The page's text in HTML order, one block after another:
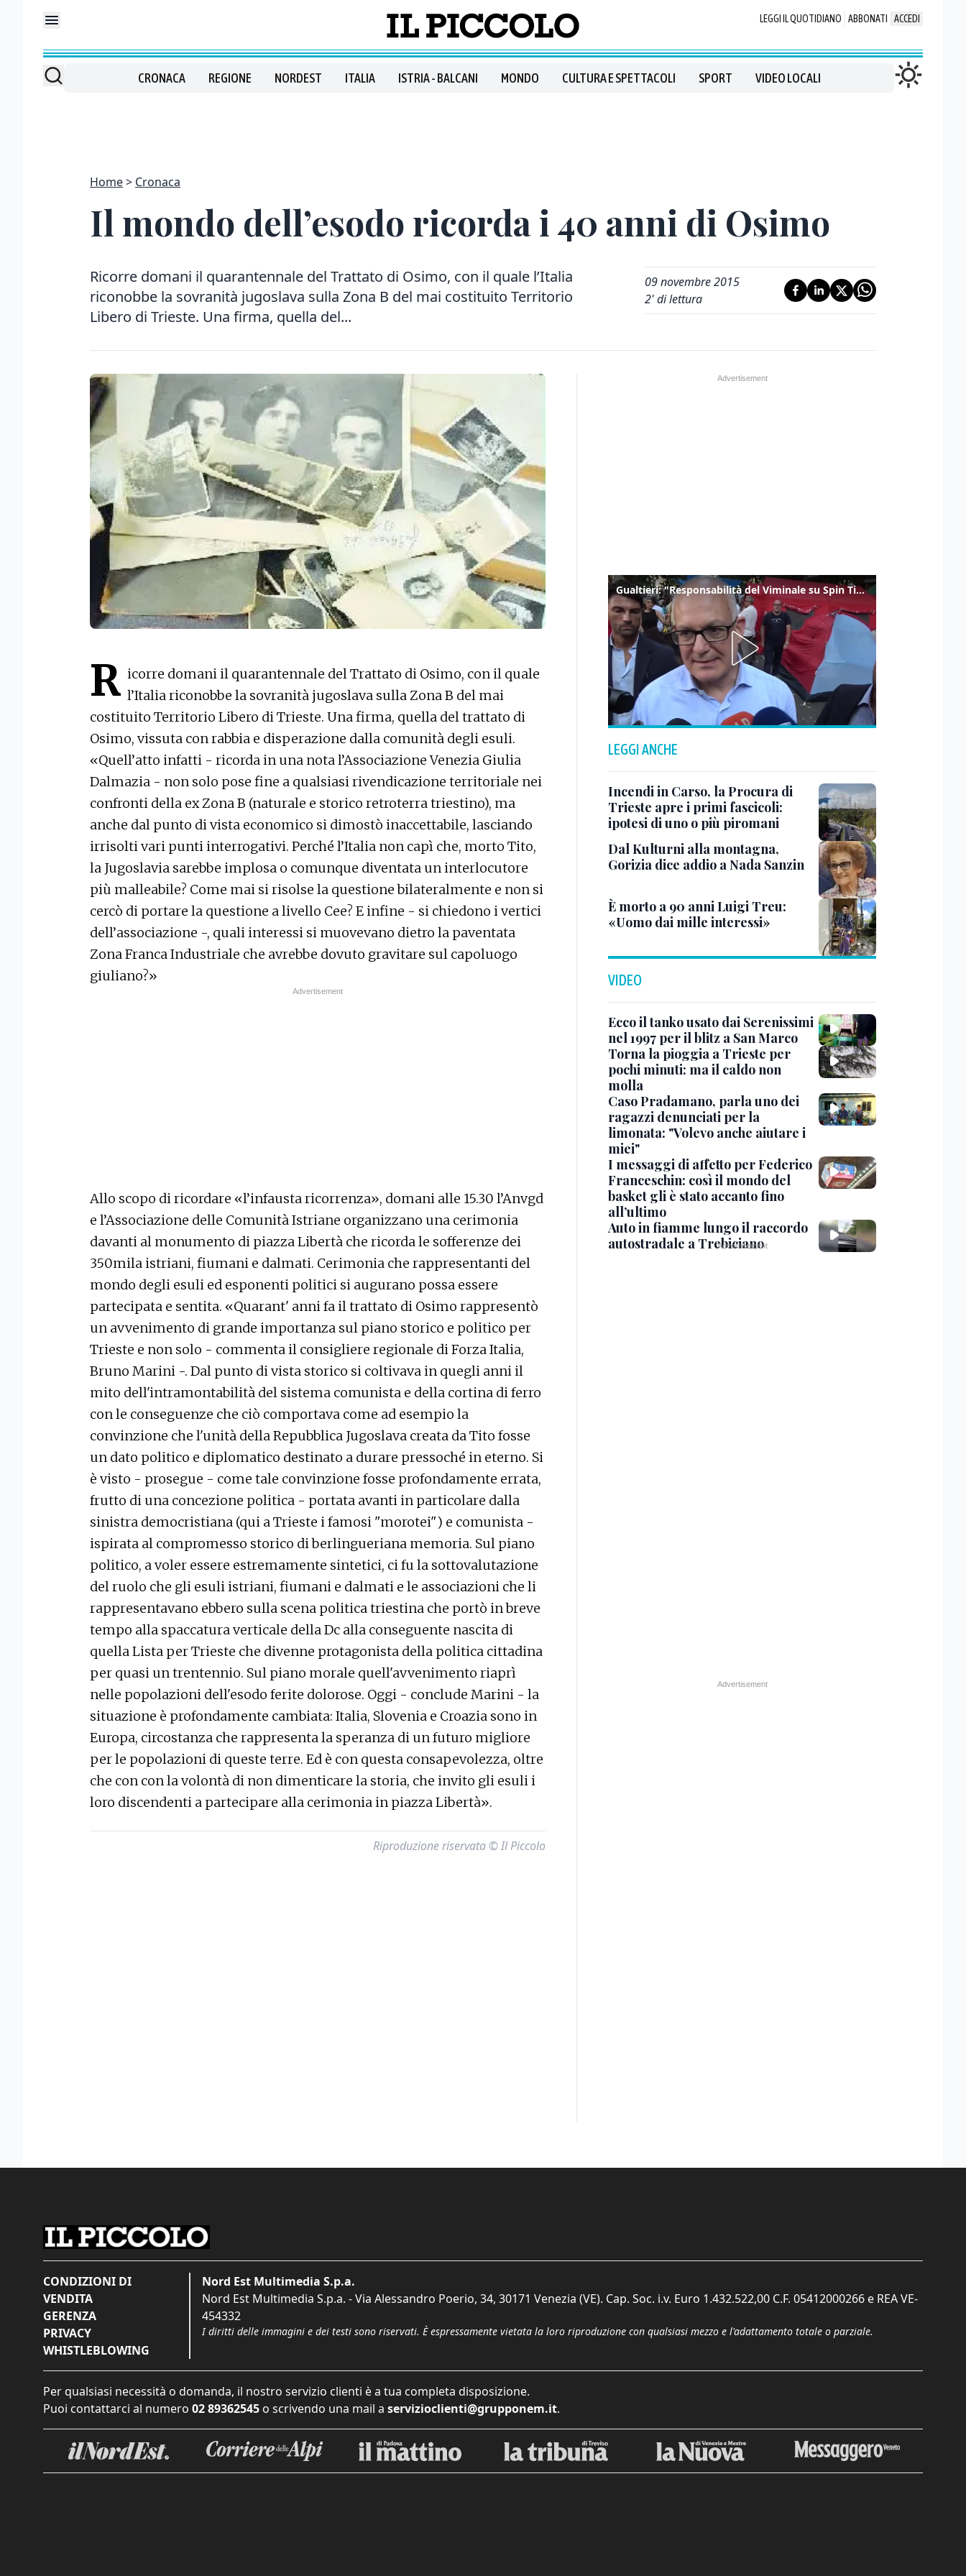
LEGGI IL QUOTIDIANO ABBONATI ACCEDI
CRONACA REGIONE NORDEST ITALIA ISTRIA - BALCANI MONDO CULTURA E SPETTACOLI SPORT VIDEO LOCALI
Home Cronaca
Il mondo dell’esodo ricorda i 40 anni di Osimo
Ricorre domani il quarantennale del Trattato di Osimo, con il quale l’Italia
riconobbe la sovranità jugoslava sulla Zona B del mai costituito Territorio
Libero di Trieste. Una firma, quella del...
09 novembre 2015
2' di lettura
R icorre domani il quarantennale del Trattato di Osimo, con il quale
l’Italia riconobbe la sovranità jugoslava sulla Zona B del mai
costituito Territorio Libero di Trieste. Una firma, quella del trattato di
Osimo, vissuta con rabbia e disperazione dalla comunità degli esuli.
«Quell’atto infatti - ricorda in una nota l’Associazione Venezia Giulia
Dalmazia - non solo pose fine a qualsiasi rivendicazione territoriale nei
confronti della ex Zona B (naturale e storico retroterra triestino), ma
anche dal punto di vista economico si dimostò inaccettabile, lasciando
irrisolti vari punti interrogativi. Perché l’Italia non capì che, morto Tito,
la Jugoslavia sarebbe implosa o comunque diventata un interlocutore
più malleabile? Come mai si risolse la questione bilateralmente e non si
cercò di portare la questione a livello Cee? E infine - si chiedono i vertici
dell’associazione -, quali interessi si muovevano dietro la paventata
Zona Franca Industriale che avrebbe dovuto gravitare sul capoluogo
giuliano?»
Allo scopo di ricordare «l’infausta ricorrenza», domani alle 15.30 l’Anvgd
e l’Associazione delle Comunità Istriane organizzano una cerimonia
davanti al monumento di piazza Libertà che ricorda le sofferenze dei
350mila istriani, fiumani e dalmati. Cerimonia che rappresentanti del
mondo degli esuli ed esponenti politici si augurano possa essere
partecipata e sentita. «Quarant' anni fa il trattato di Osimo rappresentò
un avvenimento di grande importanza sul piano storico e politico per
Trieste e non solo - commenta il consigliere regionale di Forza Italia,
Bruno Marini -. Dal punto di vista storico si coltivava in quegli anni il
mito dell'intramontabilità del sistema comunista e della cortina di ferro
con le conseguenze che ciò comportava come ad esempio la
convinzione che l'unità della Repubblica Jugoslava creata da Tito fosse
un dato politico e diplomatico destinato a durare pressoché in eterno. Si
è visto - prosegue - come tale convinzione fosse profondamente errata,
frutto di una concezione politica - portata avanti in particolare dalla
sinistra democristiana (qui a Trieste i famosi "morotei") e comunista -
ispirata al compromesso storico di berlingueriana memoria. Sul piano
politico, a voler essere estremamente sintetici, ci fu la sottovalutazione
del ruolo che gli esuli istriani, fiumani e dalmati e le associazioni che li
rappresentavano ebbero sulla scena politica triestina che portò in breve
tempo alla spaccatura verticale della Dc alla conseguente nascita di
quella Lista per Trieste che divenne protagonista della politica cittadina
per quasi un trentennio. Sul piano morale quell'avvenimento riaprì
nelle popolazioni dell'esodo ferite dolorose. Oggi - conclude Marini - la
situazione è profondamente cambiata: Italia, Slovenia e Croazia sono in
Europa, circostanza che rappresenta la speranza di un futuro migliore
per le popolazioni di queste terre. Ed è con questa consapevolezza, oltre
che con con la volontà di non dimenticare la storia, che invito gli esuli i
loro discendenti a partecipare alla cerimonia in piazza Libertà».
Riproduzione riservata © Il Piccolo
Gualtieri: "Responsabilità del Viminale su Spin Time? La posizione dei partiti è nota"
LEGGI ANCHE
Incendi in Carso, la Procura di
Trieste apre i primi fascicoli:
ipotesi di uno o più piromani
Dal Kulturni alla montagna,
Gorizia dice addio a Nada Sanzin
È morto a 90 anni Luigi Treu:
«Uomo dai mille interessi»
VIDEO
Ecco il tanko usato dai Serenissimi
nel 1997 per il blitz a San Marco
Torna la pioggia a Trieste per
pochi minuti: ma il caldo non
molla
Caso Pradamano, parla uno dei
ragazzi denunciati per la
limonata: "Volevo anche aiutare i
miei"
I messaggi di affetto per Federico
Franceschin: così il mondo del
basket gli è stato accanto fino
all’ultimo
Auto in fiamme lungo il raccordo
autostradale a Trebiciano
CONDIZIONI DI
VENDITA
GERENZA
PRIVACY
WHISTLEBLOWING
Nord Est Multimedia S.p.a.
Nord Est Multimedia S.p.a. - Via Alessandro Poerio, 34, 30171 Venezia (VE). Cap. Soc. i.v. Euro 1.432.522,00 C.F. 05412000266 e REA VE-
454332
I diritti delle immagini e dei testi sono riservati. È espressamente vietata la loro riproduzione con qualsiasi mezzo e l'adattamento totale o parziale.
Per qualsiasi necessità o domanda, il nostro servizio clienti è a tua completa disposizione.
Puoi contattarci al numero 02 89362545 o scrivendo una mail a servizioclienti@grupponem.it.